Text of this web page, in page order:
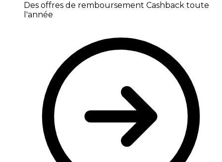
Des offres de remboursement Cashback toute
l'année